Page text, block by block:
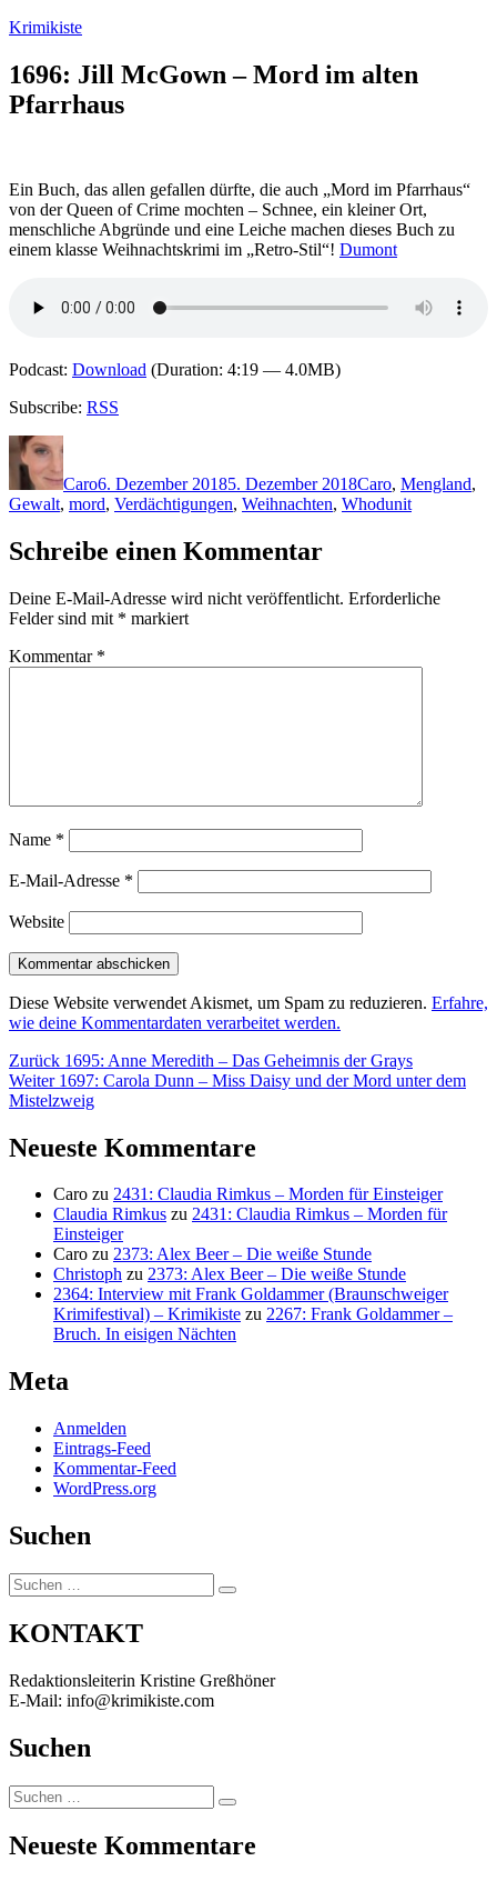
Zum
springen
Krimikiste
1696: Jill McGown – Mord im alten
Pfarrhaus
Ein Buch, das allen gefallen dürfte, die auch „Mord im Pfarrhaus“
von der Queen of Crime mochten – Schnee, ein kleiner Ort,
menschliche Abgründe und eine Leiche machen dieses Buch zu
einem klasse Weihnachtskrimi im „Retro-Stil“! Dumont
Podcast: Download (Duration: 4:19 — 4.0MB)
Subscribe: RSS
Autor
Caro6. Dezember 20185. Dezember 2018Caro, Mengland,
Gewalt, mord, Verdächtigungen, Weihnachten, Whodunit
Schreibe einen Kommentar
Deine E-Mail-Adresse wird nicht veröffentlicht. Erforderliche
Felder sind mit * markiert
Kommentar *
Name *
E-Mail-Adresse *
Website
Diese Website verwendet Akismet, um Spam zu reduzieren. Erfahre,
wie deine Kommentardaten verarbeitet werden.
Beitragsnavigation
Zurück Vorheriger
Beitrag:
1695: Anne Meredith – Das Geheimnis der Grays
Weiter Nächster
Beitrag:
1697: Carola Dunn – Miss Daisy und der Mord unter dem
Mistelzweig
Neueste Kommentare
Caro zu 2431: Claudia Rimkus – Morden für Einsteiger
Claudia Rimkus zu 2431: Claudia Rimkus – Morden für
Einsteiger
Caro zu 2373: Alex Beer – Die weiße Stunde
Christoph zu 2373: Alex Beer – Die weiße Stunde
2364: Interview mit Frank Goldammer (Braunschweiger
Krimifestival) – Krimikiste zu 2267: Frank Goldammer –
Bruch. In eisigen Nächten
Meta
Anmelden
Eintrags-Feed
Kommentar-Feed
WordPress.org
Suchen
Suchen
nach:
Suchen
KONTAKT
Redaktionsleiterin Kristine Greßhöner
E-Mail: info@krimikiste.com
Suchen
Suchen
nach:
Suchen
Neueste Kommentare